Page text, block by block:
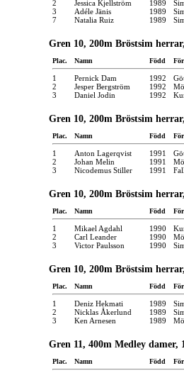
2
Jessica Kjellström 1989
3
Adéle Jänis 1989
7
Natalia Ruiz 1989
Gren 10, 200m Bröstsim
Plac. Namn Född
1 Pernick Dam 1992
2
Jesper Bergström 1992
3
Daniel Jodin 1992
Gren 10, 200m Bröstsim
Plac. Namn Född
1 Anton Lagerqvist 1991
2
Johan Melin 1991
3
Nicodemus Stiller 1991
Gren 10, 200m Bröstsim
Plac. Namn Född
1 Mikael Agdahl 1990
2
Carl Leander 1990
3
Victor Paulsson 1990
Gren 10, 200m Bröstsim
Plac. Namn Född
1 Deniz Hekmati 1989
2
Nicklas Åkerlund 1989
3
Ken Arnesen 1989
Gren 11, 400m Medley damer,
Plac. Namn Född